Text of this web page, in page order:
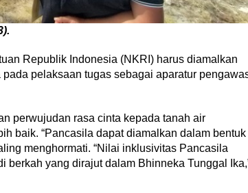
Republik Indonesia (NKRI) harus diamalkan
pelaksaan tugas sebagai aparatur
perwujudan rasa cinta kepada tanah air
baik. “Pancasila dapat diamalkan dalam bentuk
menghormati. “Nilai inklusivitas Pancasila
yang dirajut dalam Bhinneka Tunggal